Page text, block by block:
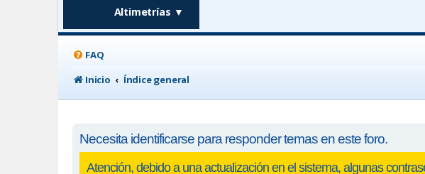
Altimetrías ▼
FAQ
Inicio
Índice general
Necesita identificarse para responder temas en este foro.